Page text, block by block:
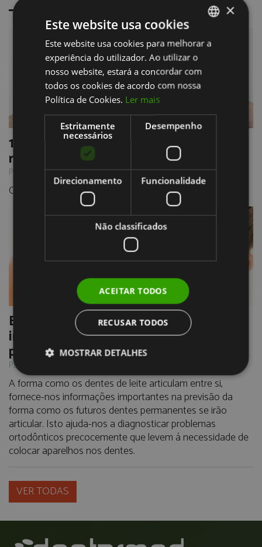
10 razões para ser acompanhado com
regularidade
Publicado em 10/08/2016
O segredo para uma saúde oral perfeita: prevenção
Espaço entre dentes de leite – a sua
importância para os futuros dentes
permanentes
Publicado em 12/04/2017
A forma como os dentes de leite articulam entre si,
fornece-nos informações importantes na previsão da
forma como os futuros dentes permanentes se irão
articular. Isto ajuda-nos a diagnosticar problemas
ortodônticos precocemente que levem á necessidade de
colocar aparelhos nos dentes.
VER TODAS
PORTUGUESE
ENGLISH
×
Este website usa cookies
Este website usa cookies para melhorar a
experiência do utilizador. Ao utilizar o
nosso website, estará a concordar com
todos os cookies de acordo com nossa
Política de Cookies. Ler mais
Estritamente
necessários
Desempenho
Direcionamento Funcionalidade
Não classificados
ACEITAR TODOS
RECUSAR TODOS
MOSTRAR DETALHES